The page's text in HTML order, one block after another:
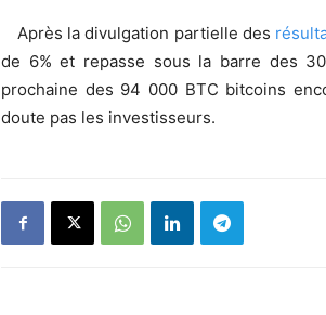
Après la divulgation partielle des
de 6% et repasse sous la barre des
prochaine des 94 000 BTC bitcoins
doute pas les investisseurs.